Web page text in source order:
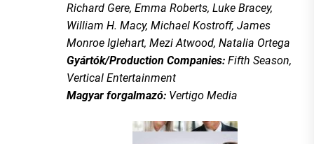
Richard Gere, Emma Roberts, Luke Bracey,
William H. Macy, Michael Kostroff, James
Monroe Iglehart, Mezi Atwood, Natalia Ortega
Gyártók/Production Companies: Fifth Season,
Vertical Entertainment
Magyar forgalmazó: Vertigo Media